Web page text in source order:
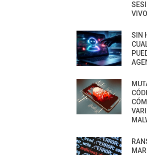
VIVO
SIN